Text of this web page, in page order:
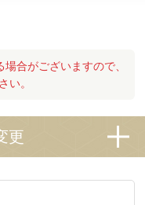
合がございますので、
い。
更